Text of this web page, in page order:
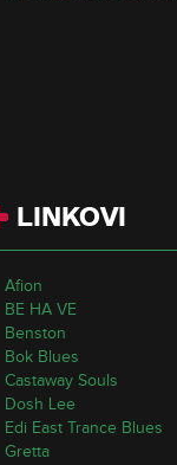
LINKOVI
Afion
BE HA VE
Benston
Bok Blues
Castaway Souls
Dosh Lee
Edi East Trance Blues
Gretta